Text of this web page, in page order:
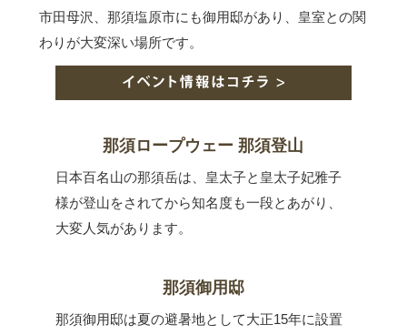
市田母沢、那須塩原市にも御用邸があり、皇室との関
わりが大変深い場所です。
那須ロープウェー 那須登山
日本百名山の那須岳は、皇太子と皇太子妃雅子
様が登山をされてから知名度も一段とあがり、
大変人気があります。
那須御用邸
那須御用邸は夏の避暑地として大正15年に設置